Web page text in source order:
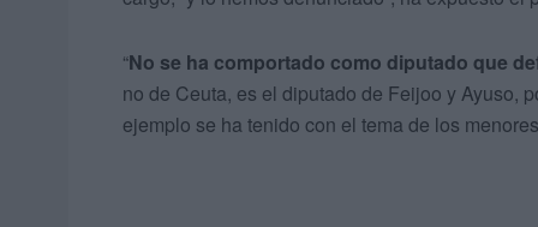
“No se ha comportado como diputado que
no de Ceuta, es el diputado de Feijoo y Ayuso,
ejemplo se ha tenido con el tema de los